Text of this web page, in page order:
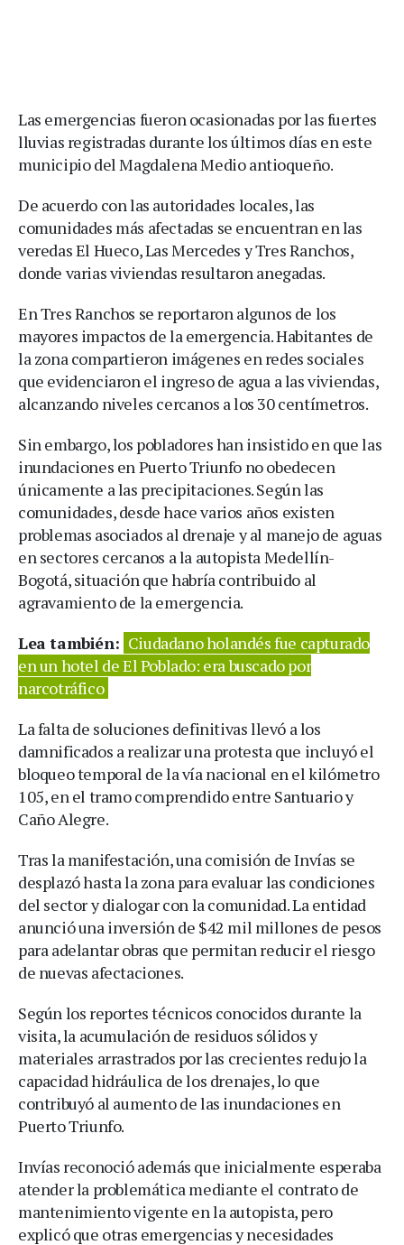
Las emergencias fueron ocasionadas por las fuertes
lluvias registradas durante los últimos días en este
municipio del Magdalena Medio antioqueño.
De acuerdo con las autoridades locales, las
comunidades más afectadas se encuentran en las
veredas El Hueco, Las Mercedes y Tres Ranchos,
donde varias viviendas resultaron anegadas.
En Tres Ranchos se reportaron algunos de los
mayores impactos de la emergencia. Habitantes de
la zona compartieron imágenes en redes sociales
que evidenciaron el ingreso de agua a las viviendas,
alcanzando niveles cercanos a los 30 centímetros.
Sin embargo, los pobladores han insistido en que las
inundaciones en Puerto Triunfo no obedecen
únicamente a las precipitaciones. Según las
comunidades, desde hace varios años existen
problemas asociados al drenaje y al manejo de aguas
en sectores cercanos a la autopista Medellín-
Bogotá, situación que habría contribuido al
agravamiento de la emergencia.
Lea también: Ciudadano holandés fue capturado
en un hotel de El Poblado: era buscado por
narcotráfico
La falta de soluciones definitivas llevó a los
damnificados a realizar una protesta que incluyó el
bloqueo temporal de la vía nacional en el kilómetro
105, en el tramo comprendido entre Santuario y
Caño Alegre.
Tras la manifestación, una comisión de Invías se
desplazó hasta la zona para evaluar las condiciones
del sector y dialogar con la comunidad. La entidad
anunció una inversión de $42 mil millones de pesos
para adelantar obras que permitan reducir el riesgo
de nuevas afectaciones.
Según los reportes técnicos conocidos durante la
visita, la acumulación de residuos sólidos y
materiales arrastrados por las crecientes redujo la
capacidad hidráulica de los drenajes, lo que
contribuyó al aumento de las inundaciones en
Puerto Triunfo.
Invías reconoció además que inicialmente esperaba
atender la problemática mediante el contrato de
mantenimiento vigente en la autopista, pero
explicó que otras emergencias y necesidades